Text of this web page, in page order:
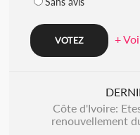
+
Côte d'Ivoire:
renouvellement